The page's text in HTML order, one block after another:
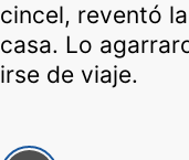
cincel, reventó
casa. Lo
irse de viaje.